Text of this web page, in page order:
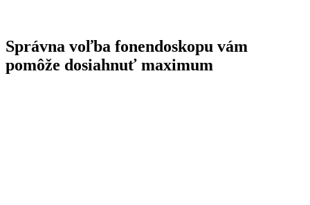
Správna voľba fonendoskopu vám
pomôže dosiahnuť maximum